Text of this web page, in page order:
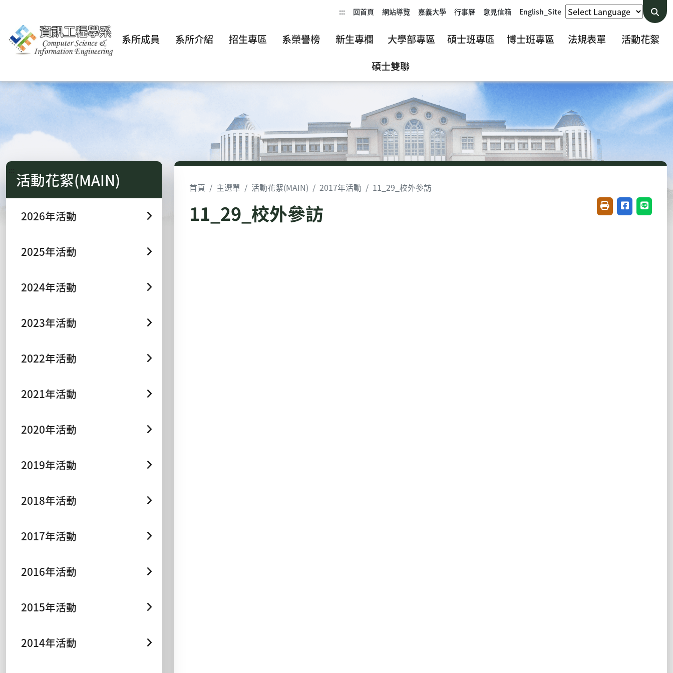
::: 回首頁 網站導覽 嘉義大學 行事曆 意見信箱 English_Site
系所成員 系所介紹 招生專區 系榮譽榜 新生專欄 大學部專區 碩士班專區 博士班專區 法規表單
活動花絮
碩士雙聯
活動花絮(MAIN)
2026年活動
2025年活動
2024年活動
2023年活動
2022年活動
2021年活動
2020年活動
2019年活動
2018年活動
2017年活動
2016年活動
2015年活動
2014年活動
首頁 主選單 活動花絮(MAIN) 2017年活動 11_29_校外參訪
11_29_校外參訪 友善列印(開新視窗)
分享至臉書(
分享至